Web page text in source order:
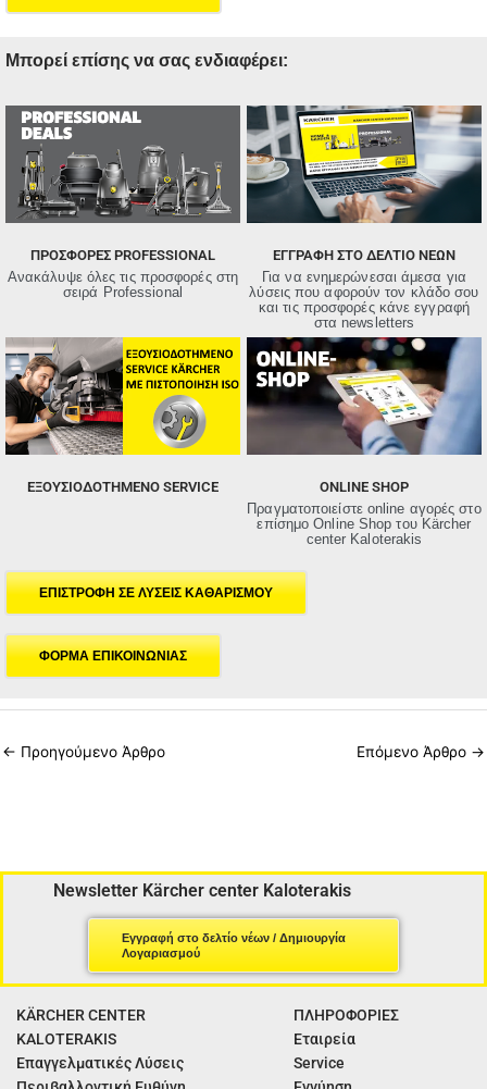
Μπορεί επίσης να σας ενδιαφέρει:
ΠΡΟΣΦΟΡΈΣ PROFESSIONAL
Ανακάλυψε όλες τις προσφορές στη
σειρά Professional
ΕΓΓΡΑΦΗ ΣΤΟ ΔΕΛΤΙΟ ΝΕΩΝ
Για να ενημερώνεσαι άμεσα για
λύσεις που αφορούν τον κλάδο σου
και τις προσφορές κάνε εγγραφή
στα newsletters
ΕΞΟΥΣΙΟΔΟΤΗΜΕΝΟ SERVICE
ONLINE SHOP
Πραγματοποιείστε online αγορές στο
επίσημο Online Shop του Kärcher
center Kaloterakis
ΕΠΙΣΤΡΟΦΗ ΣΕ ΛΥΣΕΙΣ ΚΑΘΑΡΙΣΜΟΥ
ΦΟΡΜΑ ΕΠΙΚΟΙΝΩΝΙΑΣ
← Προηγούμενο Άρθρο Επόμενο Άρθρο →
Newsletter Kärcher center Kaloterakis
Εγγραφή στο δελτίο νέων / Δημιουργία
Λογαριασμού
KÄRCHER CENTER
KALOTERAKIS
Επαγγελματικές Λύσεις
ΠΛΗΡΟΦΟΡΙΕΣ
Εταιρεία
Service